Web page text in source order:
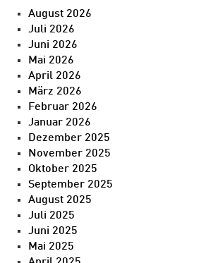
August 2026
Juli 2026
Juni 2026
Mai 2026
April 2026
März 2026
Februar 2026
Januar 2026
Dezember 2025
November 2025
Oktober 2025
September 2025
August 2025
Juli 2025
Juni 2025
Mai 2025